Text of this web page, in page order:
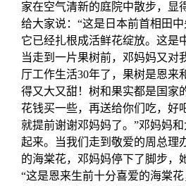
家在空气清新的庭院中散步，显
给大家说：“这是日本前首相田中
它已经扎根成活鲜花绽放。这是
当走到一片果树前，邓妈妈又对
厅工作生活30年了，果树是恩来
得又大又甜！树和果实都是国家
花钱买一些，再送给你们吃，好
就提前谢谢邓妈妈了。”邓妈妈
起来。当我们走到敬爱的周总理
的海棠花，邓妈妈停下了脚步，
“这是恩来生前十分喜爱的海棠